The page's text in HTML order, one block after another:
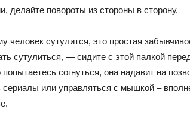
делайте повороты из стороны в сторону.
человек сутулится, это простая
сутулиться, — сидите с этой палкой
согнуться, она надавит на
сериалы или управляться с мышкой –